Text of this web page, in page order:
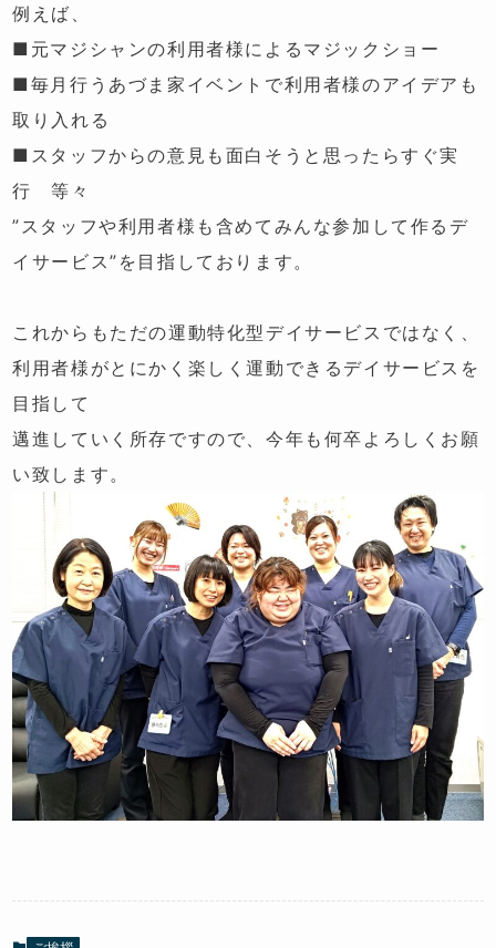
例えば、
■元マジシャンの利用者様によるマジックショー
■毎月行うあづま家イベントで利用者様のアイデアも
取り入れる
■スタッフからの意見も面白そうと思ったらすぐ実
行 等々
”スタッフや利用者様も含めてみんな参加して作るデ
イサービス”を目指しております。
これからもただの運動特化型デイサービスではなく、
利用者様がとにかく楽しく運動できるデイサービスを
目指して
邁進していく所存ですので、今年も何卒よろしくお願
い致します。